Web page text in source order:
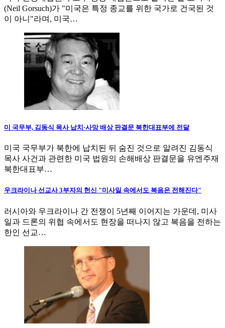
(Neil Gorsuch)가 "미국은 특정 종교를 위한 국가로 건국된 것
이 아니"라며, 미국…
미 국무부, 김동식 목사 납치·사망 배상 판결문 북한대표부에 전달
미국 국무부가 북한에 납치된 뒤 숨진 것으로 알려진 김동식
목사 사건과 관련한 미국 법원의 손해배상 판결문을 유엔주재
북한대표부…
우크라이나 선교사 3부자의 헌신 "미사일 속에서도 복음은 전해진다"
러시아와 우크라이나 간 전쟁이 5년째 이어지는 가운데, 미사
일과 드론의 위협 속에서도 현장을 떠나지 않고 복음을 전하는
한인 선교…